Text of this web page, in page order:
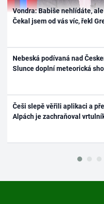
Vondra: Babiše nehlídáte,
Čekal jsem od vás víc, řekl
Nebeská podívaná nad
Slunce doplní meteorická
Češi slepě věřili aplikaci a
Alpách je zachraňoval